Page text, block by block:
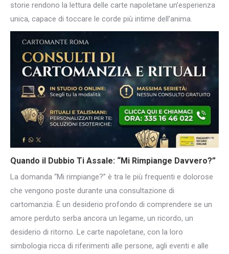
storie rendono la lettura delle carte napoletane un’esperienza
unica, capace di toccare le corde più intime dell’anima.
Quando il Dubbio Ti Assale: “Mi Rimpiange Davvero?”
La domanda “Mi rimpiange?” è tra le più frequenti e dolorose
che vengono poste durante una consultazione di
cartomanzia. È un desiderio profondo di comprendere se un
amore perduto serba ancora un legame, un ricordo, un
desiderio di ritorno. Le carte napoletane, con la loro
simbologia ricca di riferimenti alle persone, agli eventi e alle